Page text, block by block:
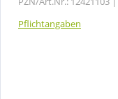
Pflichtangaben